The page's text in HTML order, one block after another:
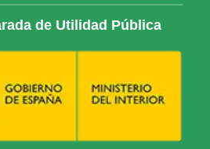
de Utilidad Pública